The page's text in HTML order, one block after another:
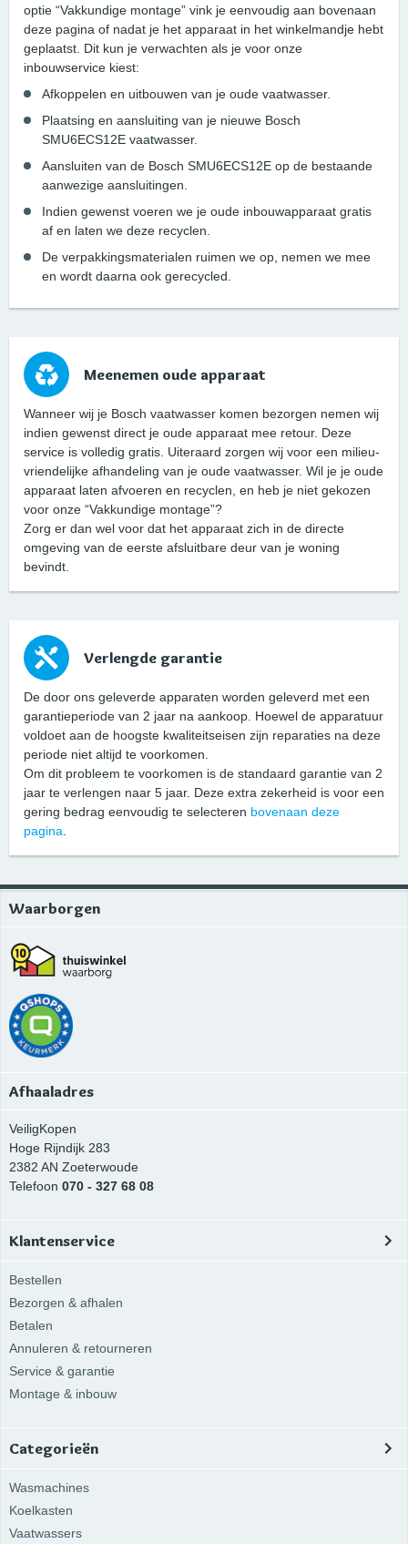
optie “Vakkundige montage” vink je eenvoudig aan bovenaan
deze pagina of nadat je het apparaat in het winkelmandje hebt
geplaatst. Dit kun je verwachten als je voor onze
inbouwservice kiest:
Afkoppelen en uitbouwen van je oude vaatwasser.
Plaatsing en aansluiting van je nieuwe Bosch
SMU6ECS12E vaatwasser.
Aansluiten van de Bosch SMU6ECS12E op de bestaande
aanwezige aansluitingen.
Indien gewenst voeren we je oude inbouwapparaat gratis
af en laten we deze recyclen.
De verpakkingsmaterialen ruimen we op, nemen we mee
en wordt daarna ook gerecycled.
Meenemen oude apparaat
Wanneer wij je Bosch vaatwasser komen bezorgen nemen wij
indien gewenst direct je oude apparaat mee retour. Deze
service is volledig gratis. Uiteraard zorgen wij voor een milieu-
vriendelijke afhandeling van je oude vaatwasser. Wil je je oude
apparaat laten afvoeren en recyclen, en heb je niet gekozen
voor onze “Vakkundige montage”?
Zorg er dan wel voor dat het apparaat zich in de directe
omgeving van de eerste afsluitbare deur van je woning
bevindt.
Verlengde garantie
De door ons geleverde apparaten worden geleverd met een
garantieperiode van 2 jaar na aankoop. Hoewel de apparatuur
voldoet aan de hoogste kwaliteitseisen zijn reparaties na deze
periode niet altijd te voorkomen.
Om dit probleem te voorkomen is de standaard garantie van 2
jaar te verlengen naar 5 jaar. Deze extra zekerheid is voor een
gering bedrag eenvoudig te selecteren bovenaan deze
pagina.
Waarborgen
Afhaaladres
VeiligKopen
Hoge Rijndijk 283
2382 AN Zoeterwoude
Telefoon 070 - 327 68 08
Klantenservice
Bestellen
Bezorgen & afhalen
Betalen
Annuleren & retourneren
Service & garantie
Montage & inbouw
Categorieën
Wasmachines
Koelkasten
Vaatwassers